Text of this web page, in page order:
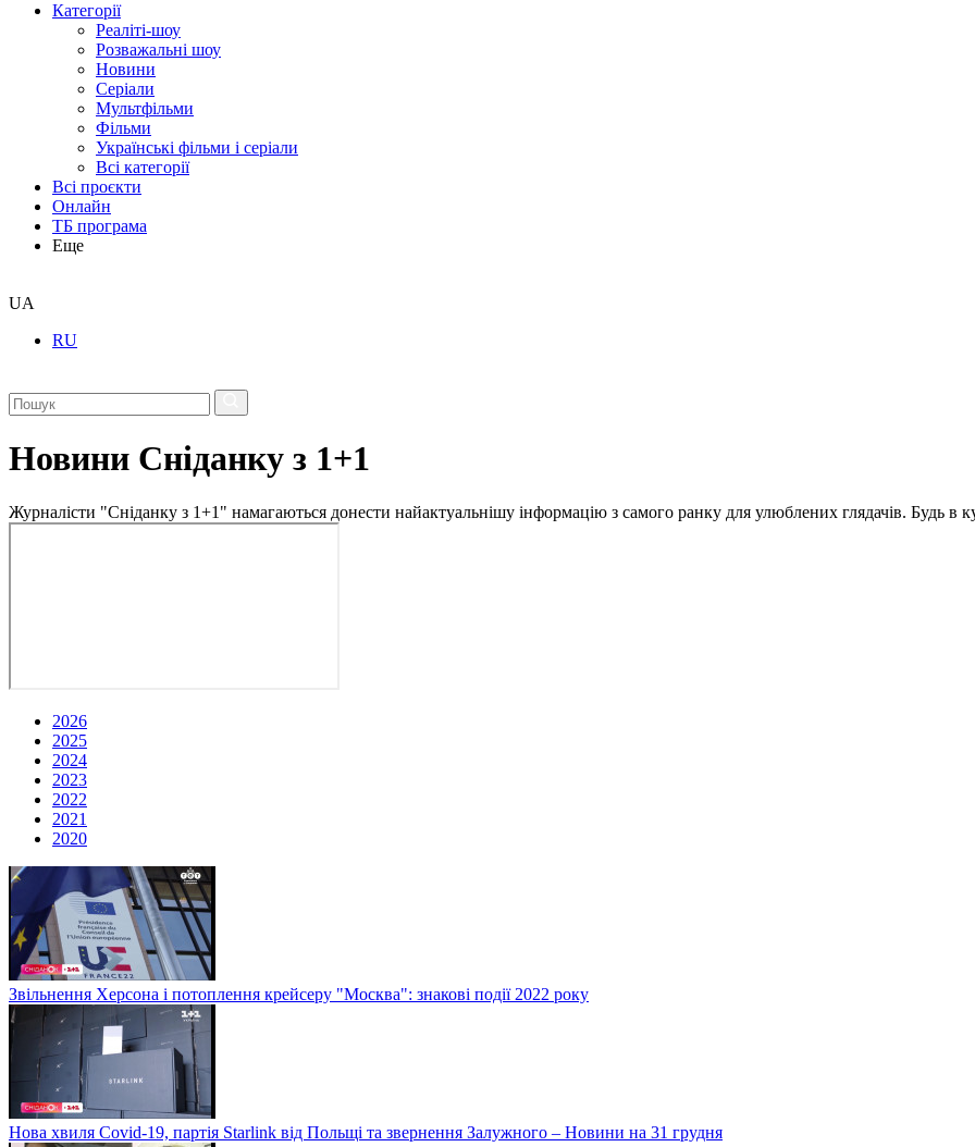
Категорії
Реаліті-шоу
Розважальні шоу
Новини
Серіали
Мультфільми
Фільми
Українські фільми і серіали
Всі категорії
Всі проєкти
Онлайн
ТБ програма
Еще
UA
RU
Новини Сніданку з 1+1
Журналісти "Сніданку з 1+1" намагаються донести найактуальнішу інформацію з самого ранку для улюблених глядачів. Будь в
2026
2025
2024
2023
2022
2021
2020
Звільнення Херсона і потоплення крейсеру "Москва": знакові події 2022 року
Нова хвиля Covid-19, партія Starlink від Польщі та звернення Залужного – Новини на 31 грудня